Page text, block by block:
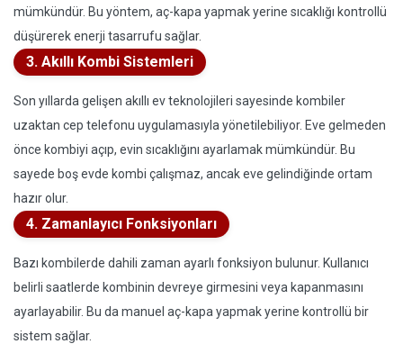
mümkündür. Bu yöntem, aç-kapa yapmak yerine sıcaklığı kontrollü
düşürerek enerji tasarrufu sağlar.
3. Akıllı Kombi Sistemleri
Son yıllarda gelişen akıllı ev teknolojileri sayesinde kombiler
uzaktan cep telefonu uygulamasıyla yönetilebiliyor. Eve gelmeden
önce kombiyi açıp, evin sıcaklığını ayarlamak mümkündür. Bu
sayede boş evde kombi çalışmaz, ancak eve gelindiğinde ortam
hazır olur.
4. Zamanlayıcı Fonksiyonları
Bazı kombilerde dahili zaman ayarlı fonksiyon bulunur. Kullanıcı
belirli saatlerde kombinin devreye girmesini veya kapanmasını
ayarlayabilir. Bu da manuel aç-kapa yapmak yerine kontrollü bir
sistem sağlar.